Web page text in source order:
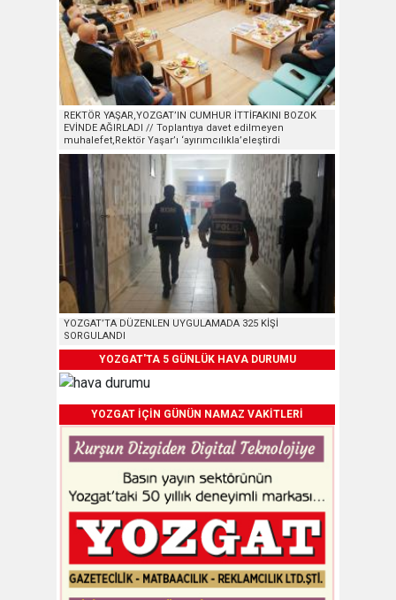
REKTÖR YAŞAR,YOZGAT’IN CUMHUR İTTİFAKINI BOZOK
EVİNDE AĞIRLADI // Toplantıya davet edilmeyen
muhalefet,Rektör Yaşar’ı ‘ayırımcılıkla’eleştirdi
YOZGAT’TA DÜZENLEN UYGULAMADA 325 KİŞİ
SORGULANDI
YOZGAT'TA 5 GÜNLÜK HAVA DURUMU
YOZGAT İÇİN GÜNÜN NAMAZ VAKİTLERİ